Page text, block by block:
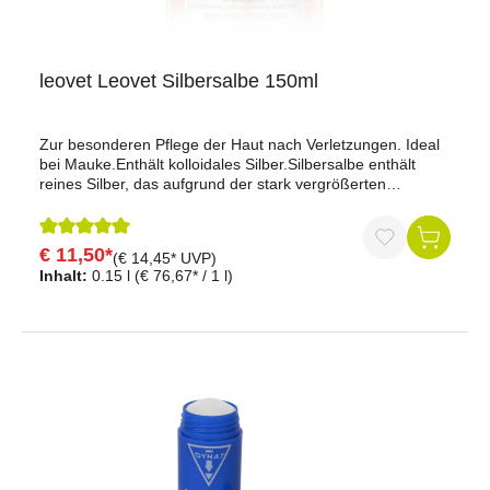
leovet Leovet Silbersalbe 150ml
Zur besonderen Pflege der Haut nach Verletzungen. Ideal
bei Mauke.Enthält kolloidales Silber.Silbersalbe enthält
reines Silber, das aufgrund der stark vergrößerten
freizusetzen. Diese entfalten so ihre antiseptische Wirkung
und können Bakterien zurückdrängen. Entzündungen
lassen nach, die Haut regeneriert und beruhigt sich.
Hochwertige Pflanzenöle versorgen rissige Haut mit
Durchschnittliche Bewertung von 5 von 5 Sternen
Inhalt: 0.15 l (€ 76,67* / 1 l)
€ 11,50*(€ 14,45* UVP)